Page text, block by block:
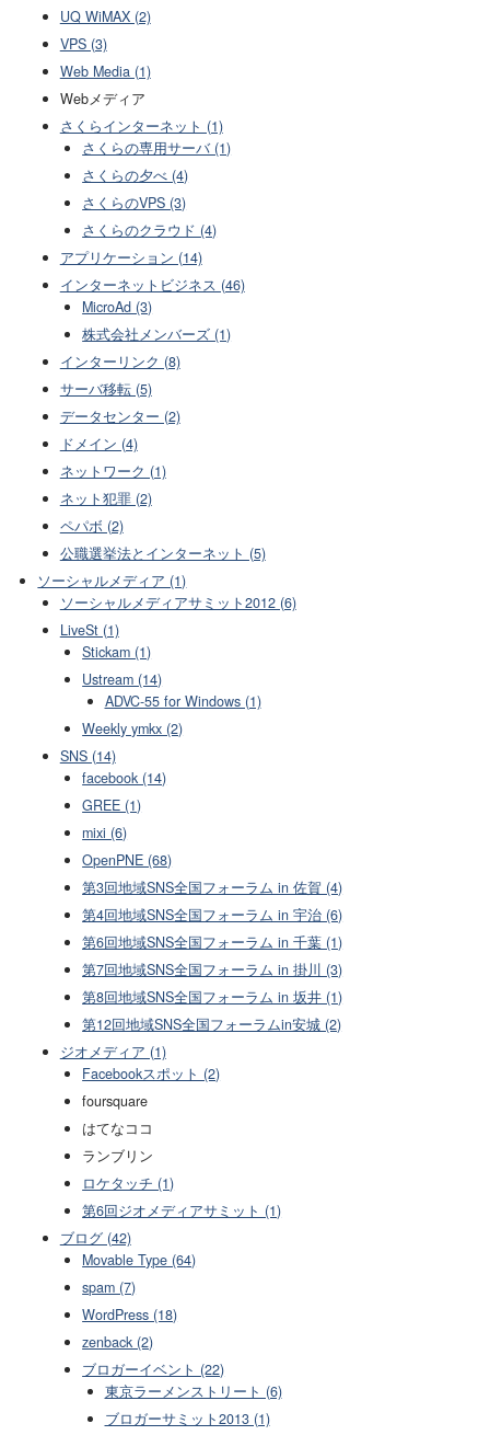
UQ WiMAX (2)
VPS (3)
Web Media (1)
Webメディア
さくらインターネット (1)
さくらの専用サーバ (1)
さくらの夕べ (4)
さくらのVPS (3)
さくらのクラウド (4)
アプリケーション (14)
インターネットビジネス (46)
MicroAd (3)
株式会社メンバーズ (1)
インターリンク (8)
サーバ移転 (5)
データセンター (2)
ドメイン (4)
ネットワーク (1)
ネット犯罪 (2)
ペパボ (2)
公職選挙法とインターネット (5)
ソーシャルメディア (1)
ソーシャルメディアサミット2012 (6)
LiveSt (1)
Stickam (1)
Ustream (14)
ADVC-55 for Windows (1)
Weekly ymkx (2)
SNS (14)
facebook (14)
GREE (1)
mixi (6)
OpenPNE (68)
第3回地域SNS全国フォーラム in 佐賀 (4)
第4回地域SNS全国フォーラム in 宇治 (6)
第6回地域SNS全国フォーラム in 千葉 (1)
第7回地域SNS全国フォーラム in 掛川 (3)
第8回地域SNS全国フォーラム in 坂井 (1)
第12回地域SNS全国フォーラムin安城 (2)
ジオメディア (1)
Facebookスポット (2)
foursquare
はてなココ
ランブリン
ロケタッチ (1)
第6回ジオメディアサミット (1)
ブログ (42)
Movable Type (64)
spam (7)
WordPress (18)
zenback (2)
ブロガーイベント (22)
東京ラーメンストリート (6)
ブロガーサミット2013 (1)